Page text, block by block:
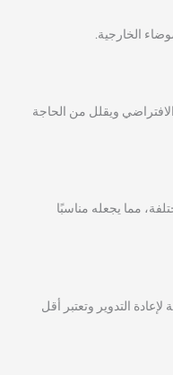
الخارجية.
ويقلل من الحاجة
مما يجعله مناسبًا
التدوير وتعتبر أقل